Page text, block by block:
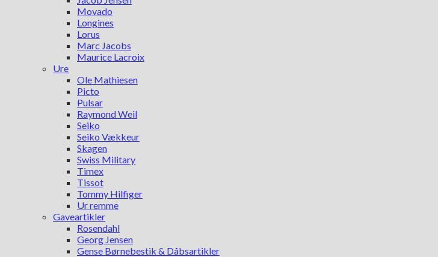
Movado
Longines
Lorus
Marc Jacobs
Maurice Lacroix
Ure
Ole Mathiesen
Picto
Pulsar
Raymond Weil
Seiko
Seiko Vækkeur
Skagen
Swiss Military
Timex
Tissot
Tommy Hilfiger
Ur remme
Gaveartikler
Rosendahl
Georg Jensen
Gense Børnebestik & Dåbsartikler